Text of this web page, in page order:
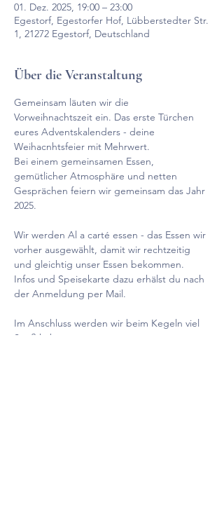
01. Dez. 2025, 19:00 – 23:00
Egestorf, Egestorfer Hof, Lübberstedter Str.
1, 21272 Egestorf, Deutschland
Über die Veranstaltung
Gemeinsam läuten wir die
Vorweihnachtszeit ein. Das erste Türchen
eures Adventskalenders - deine
Weihacnhtsfeier mit Mehrwert.
Bei einem gemeinsamen Essen,
gemütlicher Atmosphäre und netten
Gesprächen feiern wir gemeinsam das Jahr
2025.
Wir werden Al a carté essen - das Essen wir
vorher ausgewählt, damit wir rechtzeitig
und gleichtig unser Essen bekommen.
Infos und Speisekarte dazu erhälst du nach
der Anmeldung per Mail.
Im Anschluss werden wir beim Kegeln viel
Spaß haben.